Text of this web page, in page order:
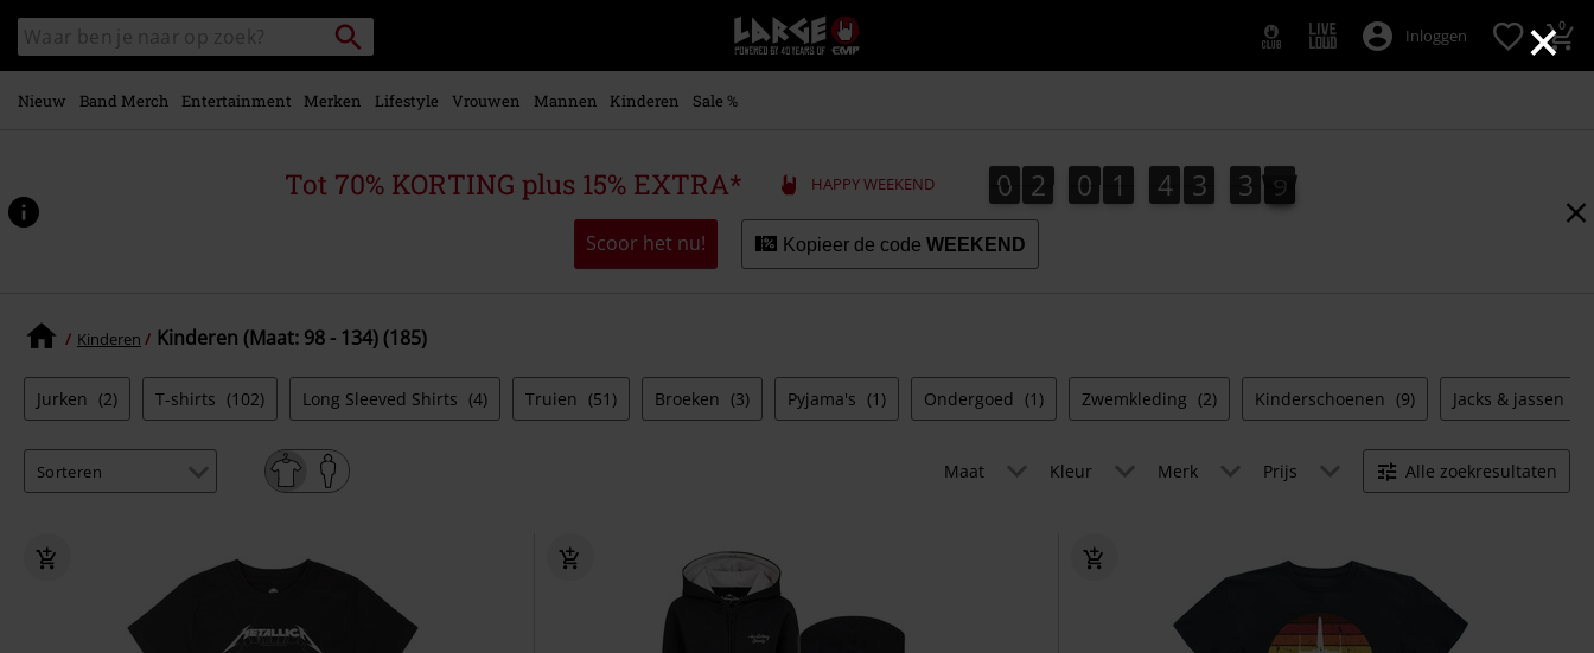
×
naar
hoofdinhoud
Zoek
in
catalogus
Packstation
zoeken
Large
–
Muziek-,
+
kleding
Inloggen 0
Nieuw Band Merch Entertainment Merken Lifestyle Vrouwen Mannen Kinderen Sale %
Tot 70% KORTING plus 15% EXTRA* HAPPY WEEKEND 0
0 2
2 0
0 1
1 4
4 3
3 3
4
3 7
8
7
9
8
Scoor het nu! Kopieer de code WEEKEND
Kinderen Kinderen (Maat: 98 - 134) (185)
Jurken (2) T-shirts (102) Long Sleeved Shirts (4) Truien (51) Broeken (3) Pyjama's (1) Ondergoed (1) Zwemkleding (2) Kinderschoenen (9) Jacks & jassen
Maat Kleur Merk Prijs Alle zoekresultaten